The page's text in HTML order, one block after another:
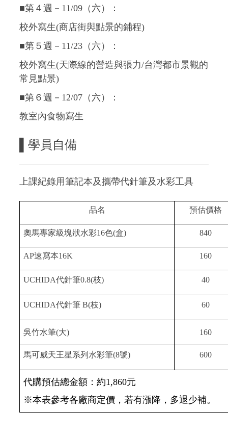
■第４週－11/09（六）：
校外寫生(商店街與點景的鋪程)
■第５週－11/23（六）：
校外寫生(天際線的營造與張力/台灣都市景觀的
常見點景)
■第６週－12/07（六）：
教室內食物寫生
學員自備
上課紀錄用筆記本及攜帶代針筆及水彩工具
品名 預估價格
奧馬專家級塊狀水彩16色(盒) 840
AP速寫本16K 160
UCHIDA代針筆0.8(枝) 40
UCHIDA代針筆 B(枝) 60
吳竹水筆(大) 160
馬可威天王星系列水彩筆(8號) 600
代購預估總金額：約1,860元
※本表參考各廠商定價，若有漲降，多退少補。